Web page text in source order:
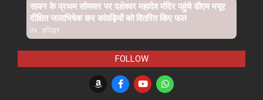
सावन के प्रथम सोमवार पर दक्षेश्वर महादेव मंदिर पहुंचे डीएम मयूर
दीक्षित जलाभिषेक कर कांवड़ियों को वितरित किए फल
IN: हरिद्वार
FOLLOW